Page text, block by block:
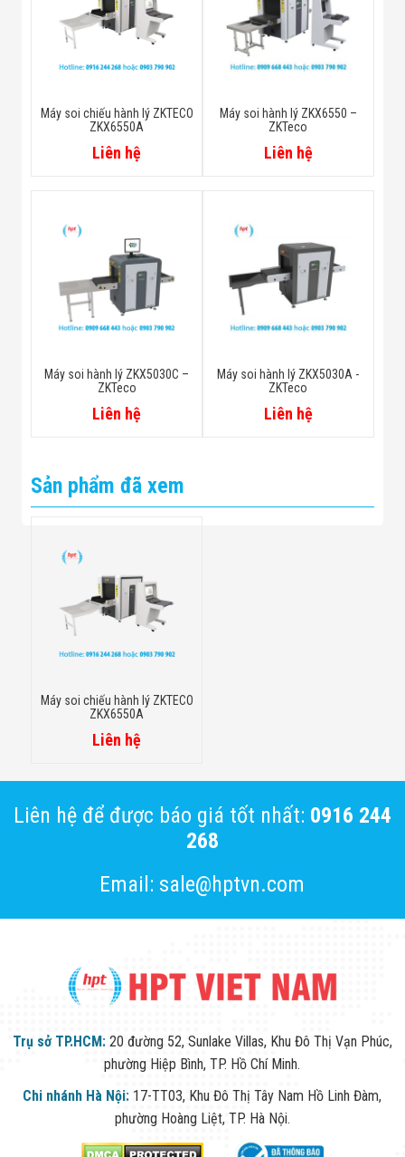
Máy soi chiếu hành lý ZKTECO
ZKX6550A
Liên hệ
Máy soi hành lý ZKX6550 –
ZKTeco
Liên hệ
Máy soi hành lý ZKX5030C –
ZKTeco
Liên hệ
Máy soi hành lý ZKX5030A -
ZKTeco
Liên hệ
Sản phẩm đã xem
Máy soi chiếu hành lý ZKTECO
ZKX6550A
Liên hệ
Liên hệ để được báo giá tốt nhất: 0916 244
268
Email: sale@hptvn.com
Trụ sở TP.HCM: 20 đường 52, Sunlake Villas, Khu Đô Thị Vạn Phúc,
phường Hiệp Bình, TP. Hồ Chí Minh.
Chi nhánh Hà Nội: 17-TT03, Khu Đô Thị Tây Nam Hồ Linh Đàm,
phường Hoàng Liệt, TP. Hà Nội.